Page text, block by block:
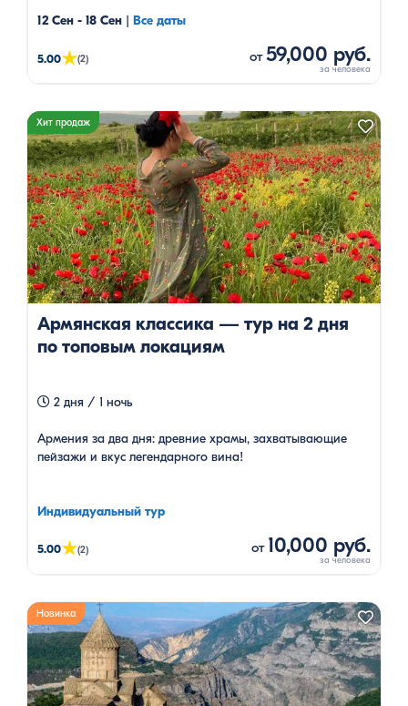
12 Сен - 18 Сен | Все даты
5.00★(2) от59,000 руб.
Хит продаж
Армянская классика — тур на 2 дня
по топовым локациям
2 дня / 1 ночь
Армения за два дня: древние храмы, захватывающие
пейзажи и вкус легендарного вина!
Индивидуальный тур
5.00★(2) от 10,000 руб.
Новинка